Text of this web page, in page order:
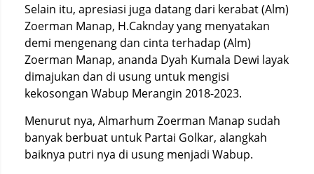
Selain itu, apresiasi juga datang dari kerabat (Alm)
Zoerman Manap, H.Caknday yang menyatakan
demi mengenang dan cinta terhadap (Alm)
Zoerman Manap, ananda Dyah Kumala Dewi layak
dimajukan dan di usung untuk mengisi
kekosongan Wabup Merangin 2018-2023.
Menurut nya, Almarhum Zoerman Manap sudah
banyak berbuat untuk Partai Golkar, alangkah
baiknya putri nya di usung menjadi Wabup.